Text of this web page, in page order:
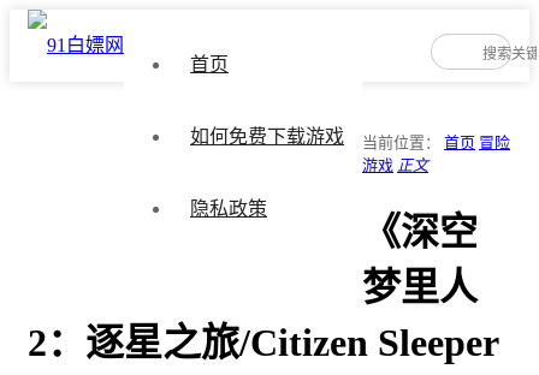
首页
如何免费下载游戏
隐私政策
当前位置： 首页 冒险
游戏 正文
《深空
梦里人
2：逐星之旅/Citizen Sleeper